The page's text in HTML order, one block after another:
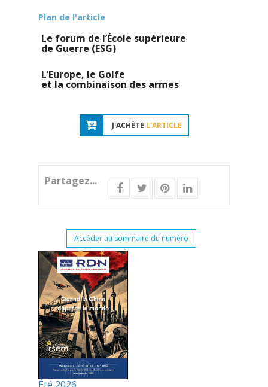
Plan de l'article
Le forum de l’École supérieure
de Guerre (ESG)
L’Europe, le Golfe
et la combinaison des armes
J'ACHÈTE L'ARTICLE
Partagez...
Accéder au sommaire du numéro